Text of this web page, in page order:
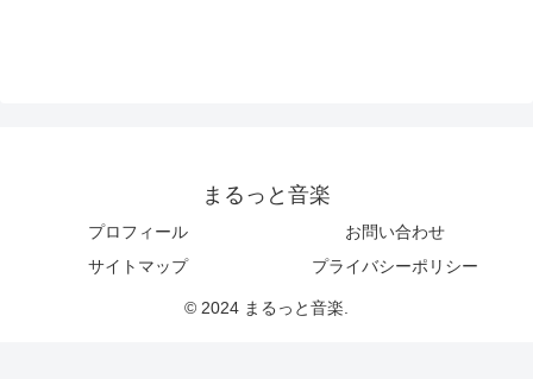
まるっと音楽
プロフィール
お問い合わせ
サイトマップ
プライバシーポリシー
© 2024 まるっと音楽.